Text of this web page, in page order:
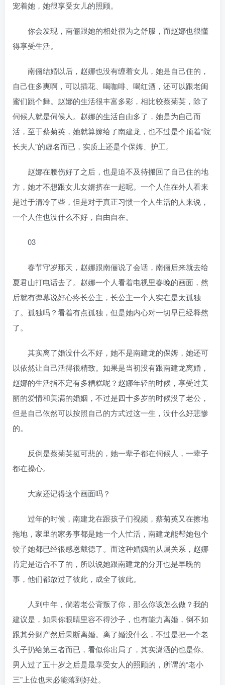
宠着她，她很享受女儿的照顾。
你会发现，南俪跟她的相处很为之舒服，而赵娜也很懂
得享受生活。
南俪结婚以后，赵娜也没有缠着女儿，她是自己住的，
自己住多爽啊，可以插花、喝咖啡、喝红酒，还可以跟老闺
蜜们跳个舞。赵娜的生活很丰富多彩，相比较蔡菊英，除了
伺候人就是伺候人。赵娜的生活自由多了，她是为自己而
活，至于蔡菊英，她就算嫁给了南建龙，也不过是个顶着“院
长夫人”的虚名而已，实质上还是个保姆、护工。
赵娜在腰伤好了之后，也是迫不及待搬回了自己住的地
方，她才不想跟女儿女婿挤在一起呢。一个人住在外人看来
是过于清冷了些，但是对于真正习惯一个人生活的人来说，
一个人住也没什么不好，自由自在。
03
春节守岁那天，赵娜跟南俪说了会话，南俪后来就去给
夏君山打电话去了。赵娜一个人看着电视里春晚的画面，然
后就有弹幕说好心疼长公主，长公主一个人实在是太孤独
了。孤独吗？看着有点孤独，但是她内心对一切早已经释然
了。
其实离了婚没什么不好，她不是南建龙的保姆，她还可
以依然让自己活得很精致。如果是当初没有跟南建龙离婚，
赵娜的生活指不定有多糟糕呢？赵娜年轻的时候，享受过美
丽的爱情和美满的婚姻，不过是四十多岁的时候没了老公，
但是自己依然可以按照自己的方式过这一生，没什么好悲惨
的。
反倒是蔡菊英挺可悲的，她一辈子都在伺候人，一辈子
都在操心。
大家还记得这个画面吗？
过年的时候，南建龙在跟孩子们视频，蔡菊英又在擦地
拖地，家里的家务事都是她一个人忙活，南建龙能帮她包个
饺子她都已经很感恩戴德了。而这种婚姻的从属关系，赵娜
肯定是适合不了的，所以说她跟南建龙的分开也是早晚的
事，他们都放过了彼此，成全了彼此。
人到中年，倘若老公背叛了你，那么你该怎么做？我的
建议是，如果你眼睛里容不得沙子，也有能力离婚，倒不如
跟其分财产然后果断离婚。离了婚没什么，不过是把一个老
头子扔给第三者而已，看似你出局了，其实潇洒的也是你。
男人过了五十岁之后是最享受女人的照顾的，所谓的“老小
三”上位也未必能落到好处。